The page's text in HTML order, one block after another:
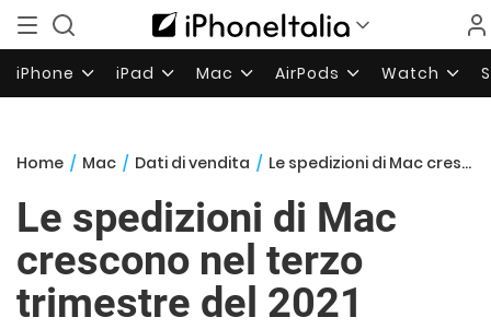
iPhone iPad Mac AirPods Watch
Home / Mac / Dati di vendita / Le spedizioni di Mac crescono nel terzo trimestre del 2021
Le spedizioni di Mac
crescono nel terzo
trimestre del 2021